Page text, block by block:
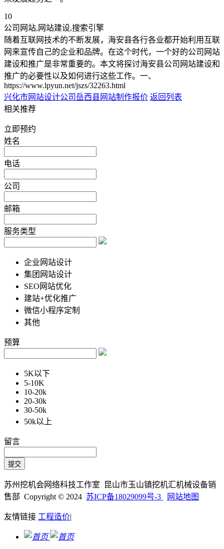
10
公司网站,网站建设,搜索引擎
随着互联网技术的不断发展，海安县各行各业都开始利用互联
网来宣传自己的企业和品牌。在这个时代，一个好的公司网站
建设和推广是非常重要的。本文将探讨海安县公司网站建设和
推广的必要性以及如何进行这些工作。一、
https://www.lpyun.net/jszs/32263.html
兴化市网站设计公司岳西县网站制作报价 返回列表
相关推荐
立即预约
姓名
电话
公司
邮箱
服务类型
企业网站设计
集团网站设计
SEO网站优化
建站+优化推广
微信小程序定制
其他
预算
5K以下
5-10K
10-20k
20-30k
30-50k
50k以上
留言
苏州挖机会网络科技工作室 昆山市玉山镇挖机汇机械设备销
售部 Copyright © 2024 苏ICP备18029099号-3 网站地图
友情链接 工程造价|